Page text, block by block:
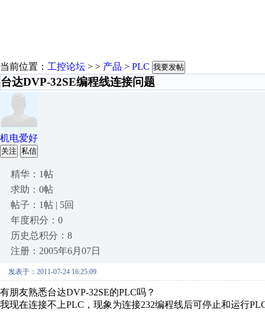
当前位置： 工控论坛 > > 产品 > PLC 我要发帖
台达DVP-32SE编程线连接问题
机电爱好
关注 私信
精华：1帖
求助：0帖
帖子：1帖 | 5回
年度积分：0
历史总积分：8
注册：2005年6月07日
发表于：2011-07-24 16:25:09
有朋友熟悉台达DVP-32SE的PLC吗？
我现在连接不上PLC，现象为连接232编程线后可停止和运行